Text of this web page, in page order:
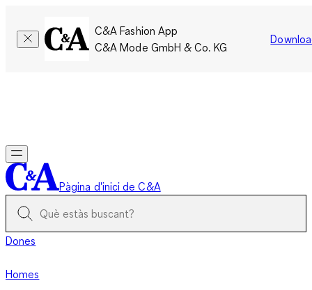
C&A Fashion App
C&A Mode GmbH & Co. KG
Pàgina d'inici de C&A
Dones
Homes